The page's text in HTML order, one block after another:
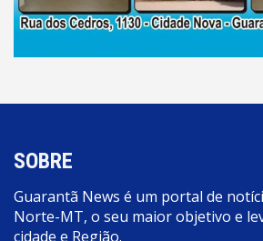
SOBRE
Guarantã News é um portal de
Norte-MT, o seu maior objetivo e
cidade e Região.